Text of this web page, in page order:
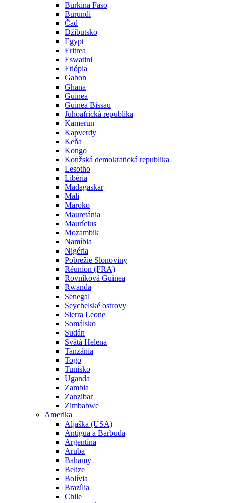
Burkina Faso
Burundi
Čad
Džibutsko
Egypt
Eritrea
Eswatini
Etiópia
Gabon
Ghana
Guinea
Guinea Bissau
Juhoafrická republika
Kamerun
Kapverdy
Keňa
Kongo
Konžská demokratická republika
Lesotho
Libéria
Madagaskar
Mali
Maroko
Mauretánia
Maurícius
Mozambik
Namíbia
Nigéria
Pobrežie Slonoviny
Réunion (FRA)
Rovníková Guinea
Rwanda
Senegal
Seychelské ostrovy
Sierra Leone
Somálsko
Sudán
Svätá Helena
Tanzánia
Togo
Tunisko
Uganda
Zambia
Zanzibar
Zimbabwe
Amerika
Aljaška (USA)
Antigua a Barbuda
Argentína
Aruba
Bahamy
Belize
Bolívia
Brazília
Chile